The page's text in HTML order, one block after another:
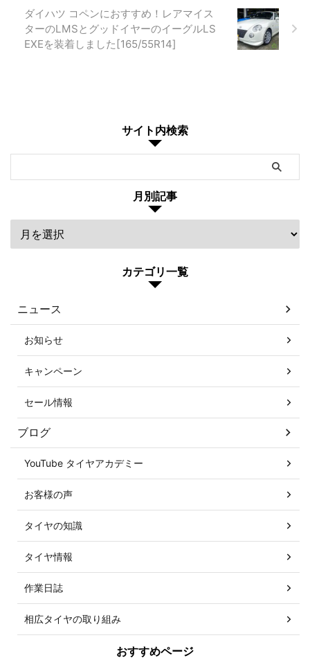
ダイハツ コペンにおすすめ！レアマイス
ターのLMSとグッドイヤーのイーグルLS
EXEを装着しました[165/55R14]
サイト内検索
月別記事
カテゴリ一覧
ニュース
お知らせ
キャンペーン
セール情報
ブログ
YouTube タイヤアカデミー
お客様の声
タイヤの知識
タイヤ情報
作業日誌
相広タイヤの取り組み
おすすめページ